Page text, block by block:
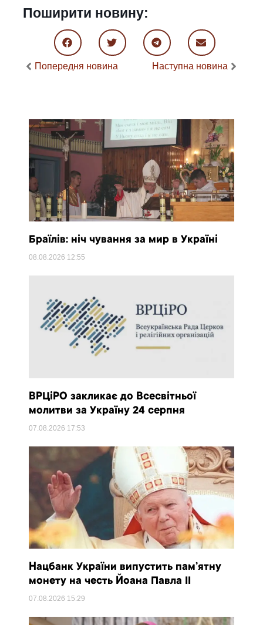
Поширити новину:
Попередня новина Наступна новина
Браїлів: ніч чування за мир в Україні
08.08.2026 12:55
ВРЦіРО закликає до Всесвітньої
молитви за Україну 24 серпня
07.08.2026 17:53
Нацбанк України випустить пам’ятну
монету на честь Йоана Павла II
07.08.2026 15:29